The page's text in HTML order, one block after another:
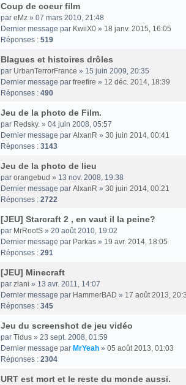
Coup de coeur film
par eMz » 07 mars 2010, 21:48
Dernier message par KwiiX0 » 18 janv. 2015, 16:05
Réponses : 519
Blagues et histoires drôles
par UrbanTerrorFrance » 15 juin 2009, 20:35
Dernier message par freefire » 12 déc. 2014, 18:39
Réponses : 490
Jeu de la photo de Film.
par Redsky. » 04 juin 2008, 05:57
Dernier message par AlxanR » 30 juin 2014, 00:41
Réponses : 3143
Jeu de la photo de lieu
par orangebud » 13 nov. 2008, 19:38
Dernier message par AlxanR » 30 juin 2014, 00:21
Réponses : 2722
[JEU] Starcraft 2 , en vaut il la peine?
par MrRootS » 20 août 2010, 19:02
Dernier message par Parkas » 19 avr. 2014, 18:05
Réponses : 291
[JEU] Minecraft
par ziani » 13 avr. 2011, 14:07
Dernier message par HammerBAD » 17 août 2013,
Réponses : 345
Jeu du screenshot de jeu vidéo
par Tidus » 23 sept. 2008, 01:59
Dernier message par MrYeah » 05 août 2013, 01:03
Réponses : 2304
URT est mort et le reste du monde aussi.